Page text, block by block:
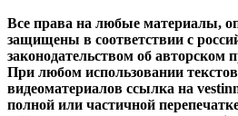
Все права на любые материалы,
защищены в соответствии с
законодательством об авторском
При любом использовании
видеоматериалов ссылка на
полной или частичной